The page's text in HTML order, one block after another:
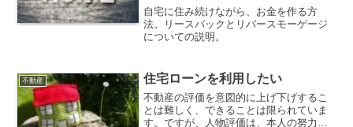
自宅に住み続けながら、お金を作る方
法。リースバックとリバースモーゲージ
についての説明。
不動産 住宅ローンを利用したい
不動産の評価を意図的に上げ下げするこ
とは難しく、できることは限られていま
す。ですが、人物評価は、本人の努力で